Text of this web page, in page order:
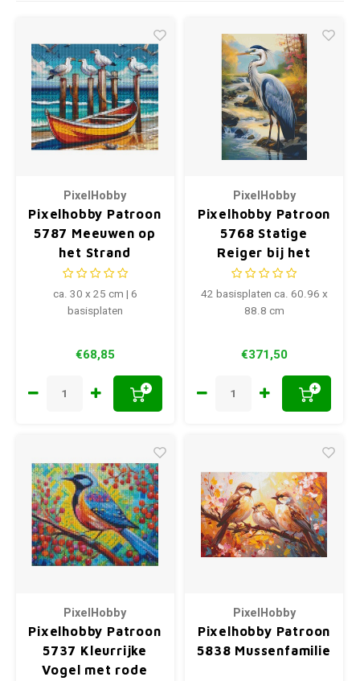
PixelHobby
Pixelhobby Patroon
5787 Meeuwen op
het Strand
ca. 30 x 25 cm | 6
basisplaten
€68,85
+
PixelHobby
Pixelhobby Patroon
5768 Statige
Reiger bij het
Water
42 basisplaten ca. 60.96 x
88.8 cm
€371,50
+
PixelHobby
Pixelhobby Patroon
5737 Kleurrijke
Vogel met rode
PixelHobby
Pixelhobby Patroon
5838 Mussenfamilie